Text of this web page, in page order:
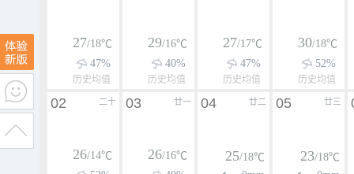
27/18℃
47%
历史均值
29/16℃
40%
历史均值
27/17℃
47%
历史均值
30/18℃
52%
历史均值
二十
02
26/14℃
廿一
03
26/16℃
廿二
04
25/18℃
廿三
05
23/18℃